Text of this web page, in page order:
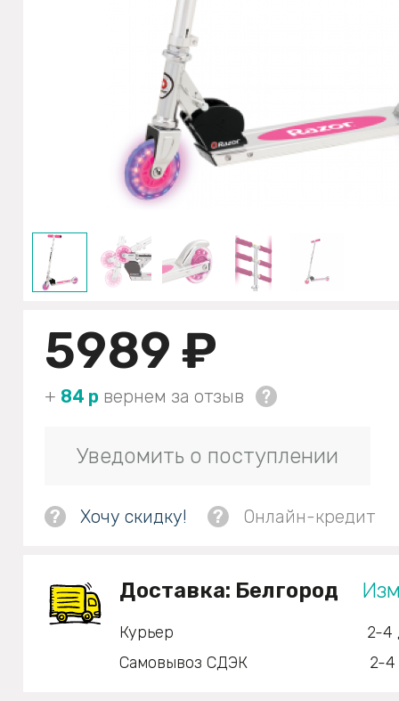
5989 ₽
+ 84 р вернем за отзыв
Уведомить о поступлении
? Хочу скидку! ? Онлайн-кредит
Доставка: Белгород
Курьер
2-4
Самовывоз СДЭК
2-4